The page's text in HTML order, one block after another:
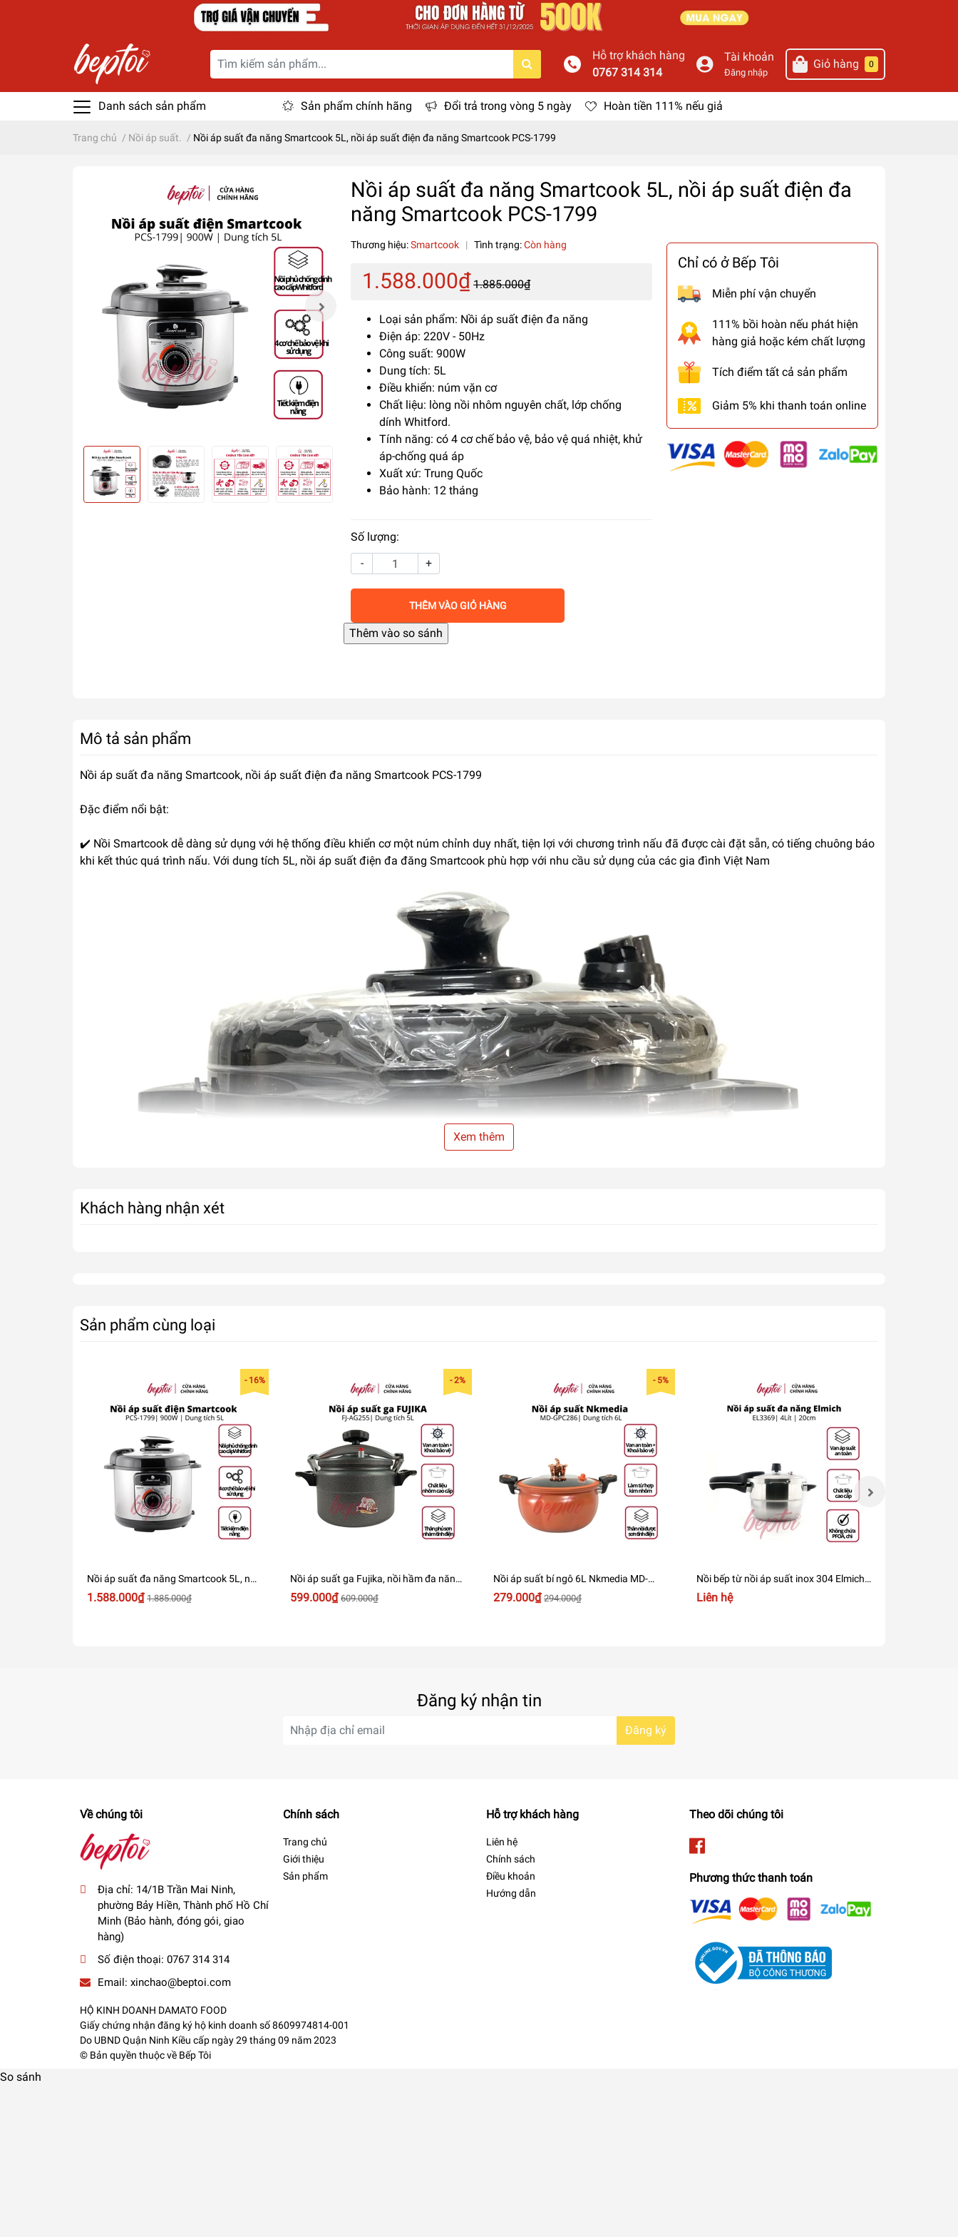
Hỗ trợ khách hàng
0767 314 314
Tài khoản
Đăng nhập
Giỏ hàng 0
Danh sách sản phẩm Sản phẩm chính hãng Đổi trả trong vòng 5 ngày Hoàn tiền 111% nếu giả
Trang chủ / Nồi áp suất. / Nồi áp suất đa năng Smartcook 5L, nồi áp suất điện đa năng Smartcook PCS-1799
Nồi áp suất đa năng Smartcook 5L, nồi áp suất điện đa
năng Smartcook PCS-1799
Thương hiệu:Smartcook | Tình trạng:Còn hàng
1.588.000₫ 1.885.000₫
Loại sản phẩm: Nồi áp suất điện đa năng
Điện áp: 220V - 50Hz
Công suất: 900W
Dung tích: 5L
Điều khiển: núm vặn cơ
Chất liệu: lòng nồi nhôm nguyên chất, lớp chống
dính Whitford.
Tính năng: có 4 cơ chế bảo vệ, bảo vệ quá nhiệt, khử
áp-chống quá áp
Xuất xứ: Trung Quốc
Bảo hành: 12 tháng
Số lượng:
-
+
THÊM VÀO GIỎ HÀNG
Chỉ có ở Bếp Tôi
Miễn phí vận chuyển
111% bồi hoàn nếu phát hiện
hàng giả hoặc kém chất lượng
Tích điểm tất cả sản phẩm
Giảm 5% khi thanh toán online
Mô tả sản phẩm
Nồi áp suất đa năng Smartcook, nồi áp suất điện đa năng Smartcook PCS-1799
Đặc điểm nổi bật:
✔️ Nồi Smartcook dễ dàng sử dụng với hệ thống điều khiển cơ một núm chỉnh duy nhất, tiện lợi với chương trình nấu đã được cài đặt sẵn, có tiếng chuông báo
khi kết thúc quá trình nấu. Với dung tích 5L, nồi áp suất điện đa đăng Smartcook phù hợp với nhu cầu sử dụng của các gia đình Việt Nam
Xem thêm
Khách hàng nhận xét
Sản phẩm cùng loại
- 16%
Nồi áp suất đa năng Smartcook 5L, nồi
áp suất điện đa năng Smartcook PCS-
1799
1.588.000₫ 1.885.000₫
- 2%
Nồi áp suất ga Fujika, nồi hầm đa năng
FJ-AG225, dung tích 5 Lít
599.000₫ 609.000₫
- 5%
Nồi áp suất bí ngô 6L Nkmedia MD-
GPC286
279.000₫ 294.000₫
Nồi bếp từ nồi áp suất inox 304 Elmich,
nồi hầm đa năng Elmich dung tích 4L
EL3369
Liên hệ
Đăng ký nhận tin
Đăng ký
Về chúng tôi
Địa chỉ: 14/1B Trần Mai Ninh,
phường Bảy Hiền, Thành phố Hồ Chí
Minh (Bảo hành, đóng gói, giao
hàng)
Số điện thoại: 0767 314 314
Email: xinchao@beptoi.com
Chính sách
Trang chủ
Giới thiệu
Sản phẩm
Hỗ trợ khách hàng
Liên hệ
Chính sách
Điều khoản
Hướng dẫn
Theo dõi chúng tôi
Phương thức thanh toán
HỘ KINH DOANH DAMATO FOOD
Giấy chứng nhận đăng ký hộ kinh doanh số 8609974814-001
Do UBND Quận Ninh Kiều cấp ngày 29 tháng 09 năm 2023
© Bản quyền thuộc về Bếp Tôi
So sánh